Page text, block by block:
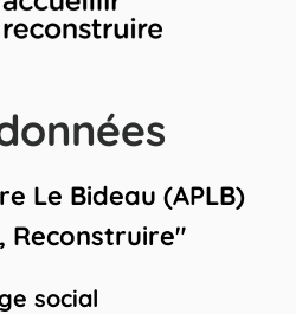
Le Bideau (APLB)
Reconstruire"
social